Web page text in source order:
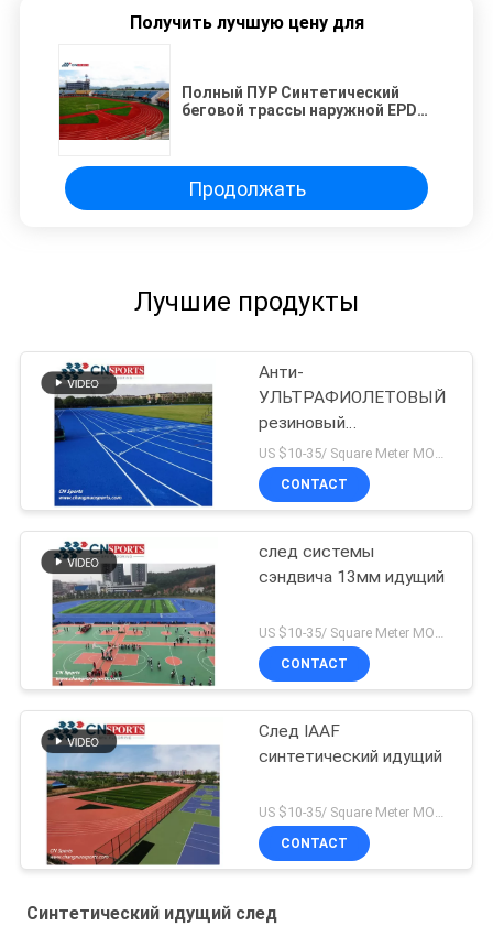
Получить лучшую цену для
Полный ПУР Синтетический
беговой трассы наружной EPDM
Продолжать
Лучшие продукты
Анти-
УЛЬТРАФИОЛЕТОВЫЙ
резиновый
атлетический след
US $10-35/ Square Meter MOQ:/
CONTACT
след системы
сэндвича 13мм идущий
CONTACT
След IAAF
синтетический идущий
CONTACT
Синтетический идущий след